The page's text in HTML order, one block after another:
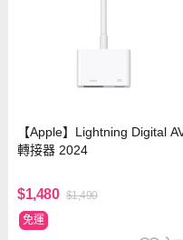
【Apple】Lightning Digital
轉接器 2024
$1,480 $1,490
免運